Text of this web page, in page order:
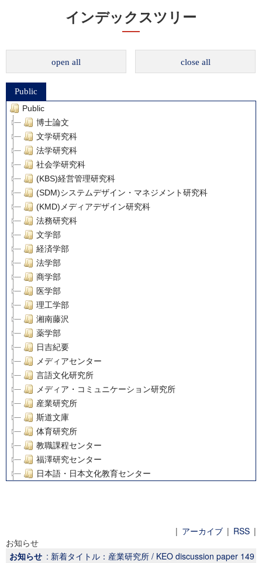
インデックスツリー
open all close all
Public
Public
博士論文
文学研究科
法学研究科
社会学研究科
(KBS)経営管理研究科
(SDM)システムデザイン・マネジメント研究科
(KMD)メディアデザイン研究科
法務研究科
文学部
経済学部
法学部
商学部
医学部
理工学部
湘南藤沢
薬学部
日吉紀要
メディアセンター
言語文化研究所
メディア・コミュニケーション研究所
産業研究所
斯道文庫
体育研究所
教職課程センター
福澤研究センター
日本語・日本文化教育センター
グローバルリサーチインスティテュート
塾内助成報告書
科学研究費補助金研究成果報告書
| アーカイブ | RSS |
お知らせ
お知らせ : 新着タイトル：産業研究所 / KEO discussion paper 149